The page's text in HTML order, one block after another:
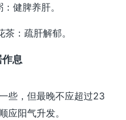
健脾养肝。
：疏肝解郁。
息
些，但最晚不应超过23
应阳气升发。